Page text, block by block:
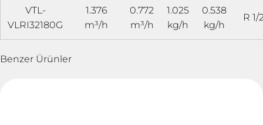
VTL-
VLRI32180G
1.376
m³/h
0.772
m³/h
1.025
kg/h
0.538
kg/h
R 1/
Benzer Ürünler